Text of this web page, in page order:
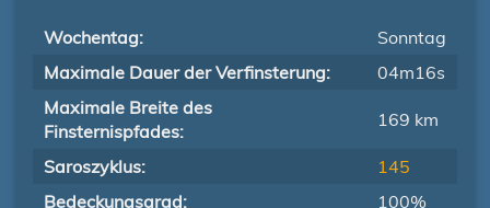
Wochentag:
Sonntag
Maximale Dauer der Verfinsterung:
04m16s
Maximale Breite des
Finsternispfades:
169 km
Saroszyklus:
145
Bedeckungsgrad:
100%